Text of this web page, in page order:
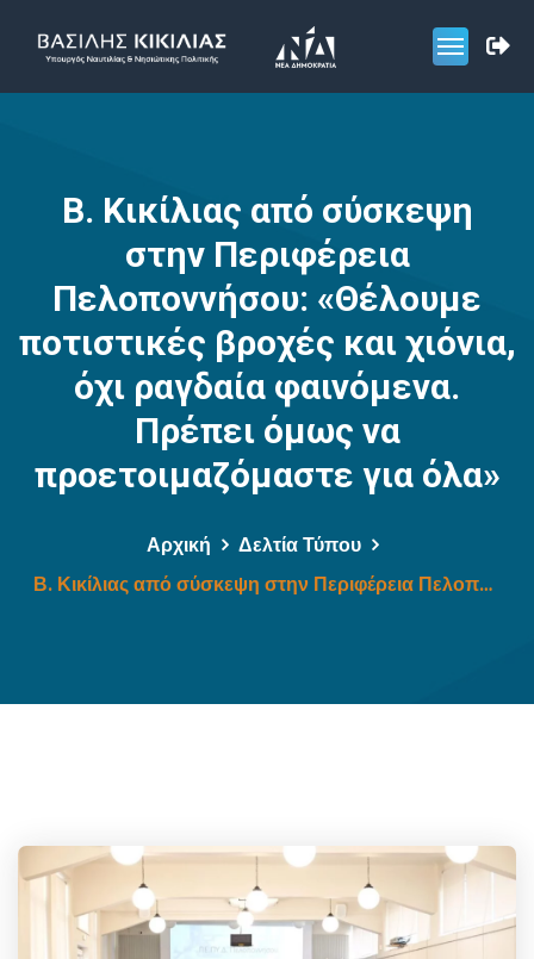
Β. Κικίλιας από σύσκεψη
στην Περιφέρεια
Πελοποννήσου: «Θέλουμε
ποτιστικές βροχές και χιόνια,
όχι ραγδαία φαινόμενα.
Πρέπει όμως να
προετοιμαζόμαστε για όλα»
Αρχική
Δελτία Τύπου
Β. Κικίλιας από σύσκεψη στην Περιφέρεια Πελοποννήσου: «Θέλουμε ποτιστικές βροχές και χιόνια, όχι ραγδαία φαινόμενα. Πρέπει όμως να προετοιμαζόμαστε για όλα»